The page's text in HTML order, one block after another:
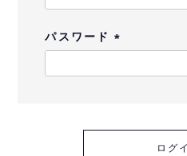
必
パスワード
必
ログ